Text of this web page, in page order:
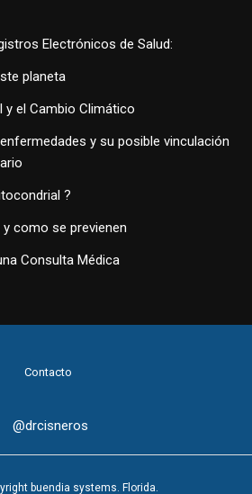
Electrónicos de Salud:
planeta
y el Cambio Climático
y su posible vinculación
?
como se previenen
Consulta Médica
Contacto
@drcisneros
buendia systems. Florida.